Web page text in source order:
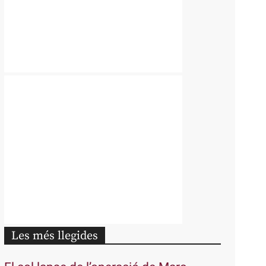
Les més llegides